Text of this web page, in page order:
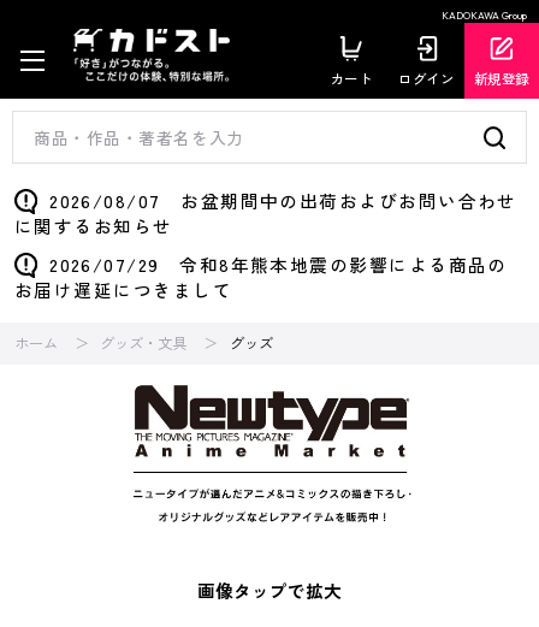
KADOKAWA Group
カート ログイン 新規登録
2026/08/07 お盆期間中の出荷およびお問い合わせ
に関するお知らせ
2026/07/29 令和8年熊本地震の影響による商品の
お届け遅延につきまして
ホーム グッズ・文具 グッズ
画像タップで拡大